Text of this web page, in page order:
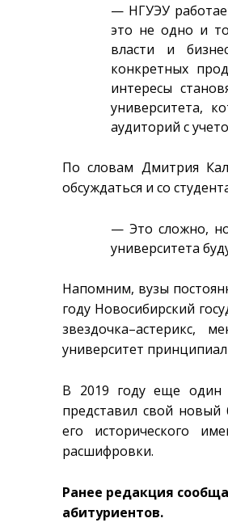
— НГУЭУ
это не одно и
власти и
конкретных
интересы
университета,
аудиторий с
По словам Дмитрия
обсуждаться и со
— Это сложно,
университета
Напомним, вузы
году Новосибирский
звездочка–астерикс,
университет
В 2019 году еще один
представил свой
его исторического
расшифровки.
Ранее редакция
абитуриентов.